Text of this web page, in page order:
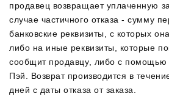
продавец возвращает уплаченную
случае частичного отказа - сумму
банковские реквизиты, с которых
либо на иные реквизиты, которые
сообщит продавцу, либо с помощью
Пэй
Возврат производится в
дней с даты отказа от заказа.